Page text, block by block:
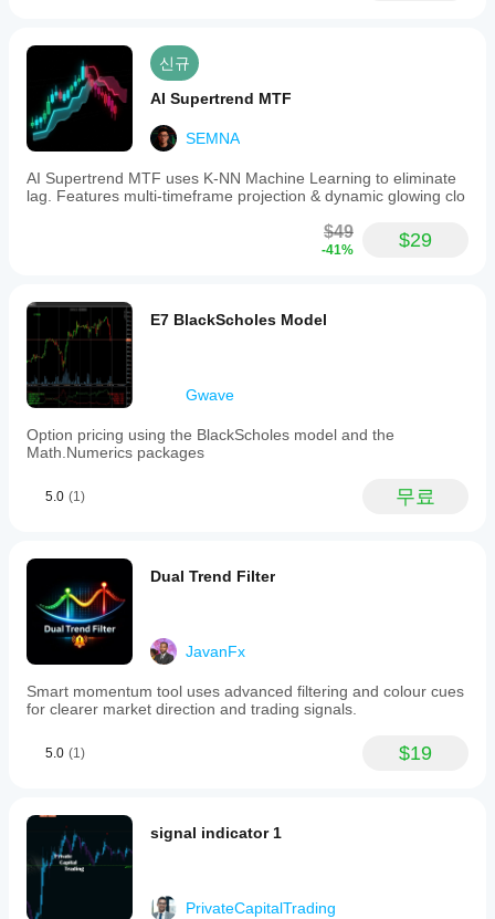
trending
conditions,
with
the
current
entry
status
displayed
on
the
clearly
illustrating
the
Fade
Breakout
signals
and
management
steps
price
지표 프로필
신규
AI Supertrend MTF
SEMNA
AI Supertrend MTF uses K-NN Machine Learning to eliminate
lag. Features multi-timeframe projection & dynamic glowing clo
$49
-41% $29
E7 BlackScholes Model
Gwave
Option pricing using the BlackScholes model and the
Math.Numerics packages
5.0 (1) 무료
Dual Trend Filter
JavanFx
Smart momentum tool uses advanced filtering and colour cues
for clearer market direction and trading signals.
5.0 (1) $19
signal indicator 1
PrivateCapitalTrading